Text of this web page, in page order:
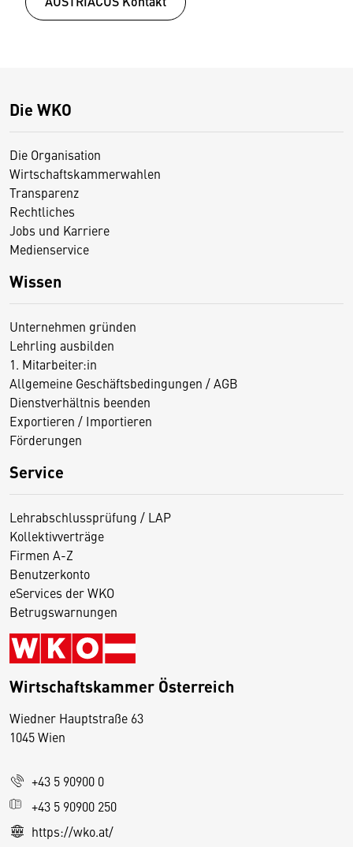
Die WKO
Die Organisation
Wirtschaftskammerwahlen
Transparenz
Rechtliches
Jobs und Karriere
Medienservice
Wissen
Unternehmen gründen
Lehrling ausbilden
1. Mitarbeiter:in
Allgemeine Geschäftsbedingungen / AGB
Dienstverhältnis beenden
Exportieren / Importieren
Förderungen
Service
Lehrabschlussprüfung / LAP
Kollektivverträge
Firmen A-Z
Benutzerkonto
eServices der WKO
Betrugswarnungen
Wirtschaftskammer Österreich
Wiedner Hauptstraße 63
1045 Wien
+43 5 90900 0
+43 5 90900 250
https://wko.at/
D
s
e
S